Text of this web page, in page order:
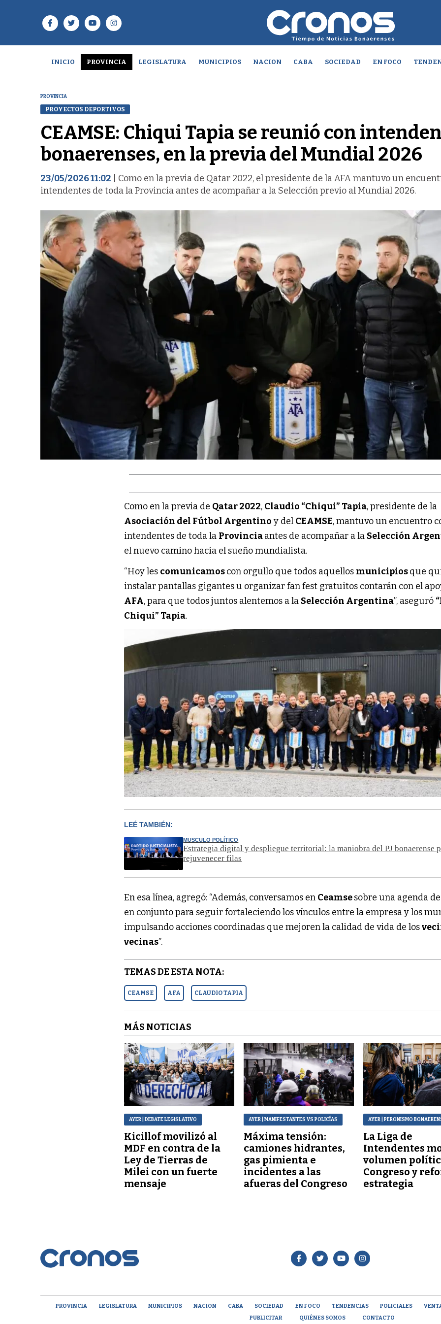
INICIO PROVINCIA LEGISLATURA MUNICIPIOS NACION CABA SOCIEDAD EN FOCO
PROVINCIA
PROYECTOS DEPORTIVOS
CEAMSE: Chiqui Tapia se reunió con
bonaerenses, en la previa del Mundial 2026
23/05/2026 11:02 | Como en la previa de Qatar 2022, el presidente de la AFA mantuvo un
intendentes de toda la Provincia antes de acompañar a la Selección previo al Mundial 2026.
Como en la previa de Qatar 2022, Claudio “Chiqui” Tapia, presidente de la
Asociación del Fútbol Argentino y del CEAMSE, mantuvo un encuentro
intendentes de toda la Provinciaantes de acompañar a la Selección
el nuevo camino hacia el sueño mundialista.
“Hoy les comunicamoscon orgullo que todos aquellos municipiosque
instalar pantallas gigantes u organizar fan fest gratuitos contarán con el
AFA, para que todos juntos alentemos a la Selección Argentina”, aseguró
Chiqui” Tapia.
LEÉ TAMBIÉN:
MUSCULO POLÍTICO
Estrategia digital y despliegue territorial: la maniobra del PJ bonaerense
rejuvenecer filas
En esa línea, agregó: “Además, conversamos en Ceamsesobre una agenda
en conjunto para seguir fortaleciendo los vínculos entre la empresa y los
impulsando acciones coordinadas que mejoren la calidad de vida de los
vecinas”.
TEMAS DE ESTA NOTA:
CEAMSE AFA CLAUDIO TAPIA
MÁS NOTICIAS
AYER | DEBATE LEGISLATIVO
Kicillof movilizó al
MDF en contra de la
Ley de Tierras de
Milei con un fuerte
mensaje
AYER | MANIFESTANTES VS POLICÍAS
Máxima tensión:
camiones hidrantes,
gas pimienta e
incidentes a las
afueras del Congreso
AYER | PERONISMO
La Liga de
Intendentes
volumen
Congreso y
estrategia
PROVINCIA LEGISLATURA MUNICIPIOS NACION CABA SOCIEDAD EN FOCO TENDENCIAS POLICIALES
PUBLICITAR
QUIÉNES SOMOS CONTACTO